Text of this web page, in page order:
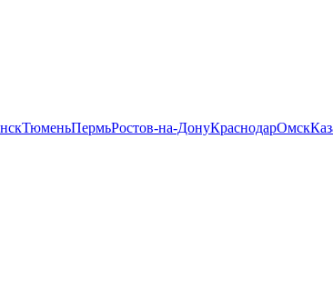
ТюменьПермьРостов-на-ДонуКраснодарОмск